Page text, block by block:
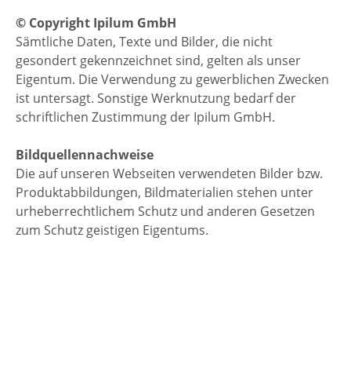
© Copyright Ipilum GmbH
Sämtliche Daten, Texte und Bilder, die nicht
gesondert gekennzeichnet sind, gelten als unser
Eigentum. Die Verwendung zu gewerblichen Zwecken
ist untersagt. Sonstige Werknutzung bedarf der
schriftlichen Zustimmung der Ipilum GmbH.
Bildquellennachweise
Die auf unseren Webseiten verwendeten Bilder bzw.
Produktabbildungen, Bildmaterialien stehen unter
urheberrechtlichem Schutz und anderen Gesetzen
zum Schutz geistigen Eigentums.